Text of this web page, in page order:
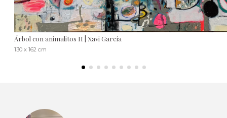
Árbol con animalitos II | Xavi García
130 x 162 cm